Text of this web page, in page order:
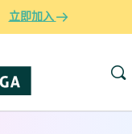
立即加入